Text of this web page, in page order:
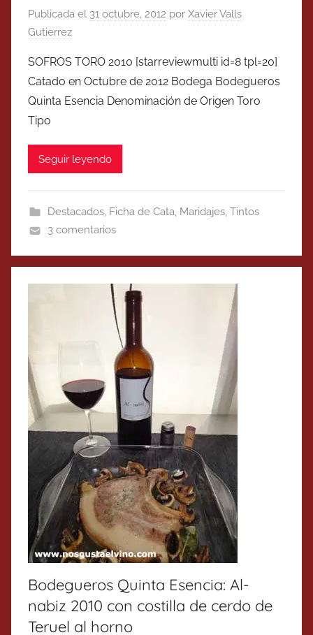
Publicada el 31 octubre, 2012 por Xavier Valls
Gutierrez
SOFROS TORO 2010 [starreviewmulti id=8 tpl=20]
Catado en Octubre de 2012 Bodega Bodegueros
Quinta Esencia Denominación de Origen Toro
Tipo
Seguir leyendo
Destacados, Ficha de Cata, Maridajes, Tintos
3 comentarios
Bodegueros Quinta Esencia: Al-
nabiz 2010 con costilla de cerdo de
Teruel al horno